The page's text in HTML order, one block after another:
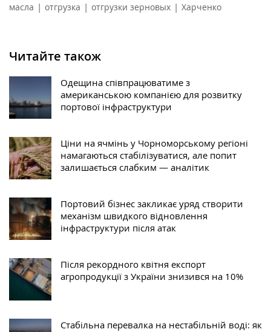
масла | отгрузка | отгрузки зерновых | Харченко
Читайте також
Одещина співпрацюватиме з
американською компанією для розвитку
портової інфраструктури
Ціни на ячмінь у Чорноморському регіоні
намагаються стабілізуватися, але попит
залишається слабким — аналітик
Портовий бізнес закликає уряд створити
механізм швидкого відновлення
інфраструктури після атак
Після рекордного квітня експорт
агропродукції з України знизився на 10%
Стабільна перевалка на нестабільній воді: як